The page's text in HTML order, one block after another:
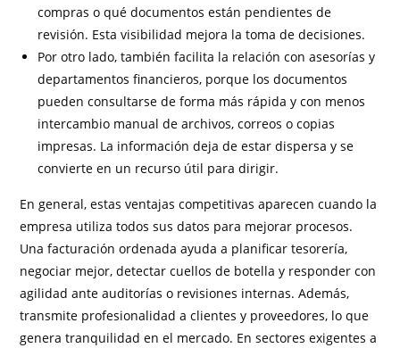
compras o qué documentos están pendientes de
revisión. Esta visibilidad mejora la toma de decisiones.
Por otro lado, también facilita la relación con asesorías y
departamentos financieros, porque los documentos
pueden consultarse de forma más rápida y con menos
intercambio manual de archivos, correos o copias
impresas. La información deja de estar dispersa y se
convierte en un recurso útil para dirigir.
En general, estas ventajas competitivas aparecen cuando la
empresa utiliza todos sus datos para mejorar procesos.
Una facturación ordenada ayuda a planificar tesorería,
negociar mejor, detectar cuellos de botella y responder con
agilidad ante auditorías o revisiones internas. Además,
transmite profesionalidad a clientes y proveedores, lo que
genera tranquilidad en el mercado. En sectores exigentes a